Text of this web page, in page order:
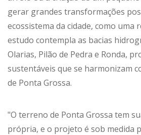
gerar grandes transformações
ecossistema da cidade, como uma
estudo contempla as bacias
Olarias, Pilão de Pedra e Ronda,
sustentáveis que se harmonizam
de Ponta Grossa.
"O terreno de Ponta Grossa tem
própria, e o projeto é sob medida